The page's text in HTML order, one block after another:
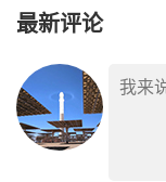
最新评论